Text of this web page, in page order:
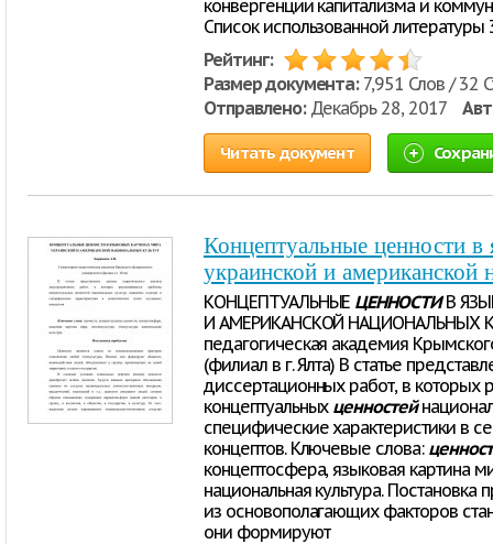
конвергенции капитализма и
Список использованной литературы
Рейтинг:
Размер документа:7,951 Слов / 32
Отправлено:Декабрь 28, 2017
Читать документ
Концептуальные ценности в
украинской и американской
КОНЦЕПТУАЛЬНЫЕ ЦЕННОСТИВ
И АМЕРИКАНСКОЙ НАЦИОНАЛЬНЫХ
педагогическая академия
(филиал в г. Ялта) В статье
диссертационных работ, в которых
концептуальных ценностей
специфические характеристики в
концептов. Ключевые слова:
концептосфера, языковая картина
национальная культура.
из основополагающих факторов
они формируют